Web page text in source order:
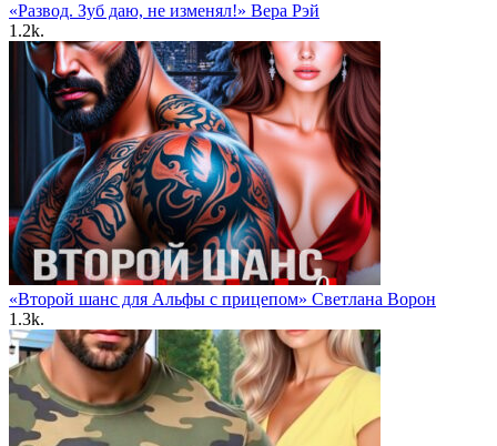
«Развод. Зуб даю, не изменял!» Вера Рэй
1.2k.
«Второй шанс для Альфы с прицепом» Светлана Ворон
1.3k.